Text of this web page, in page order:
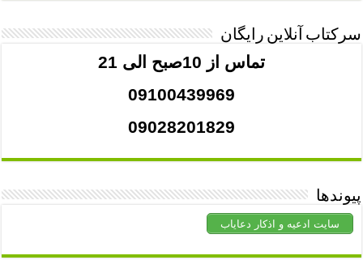
سرکتاب آنلاین رایگان
تماس از 10صبح الی 21
09100439969
09028201829
پیوندها
سایت ادعیه و اذکار دعایاب